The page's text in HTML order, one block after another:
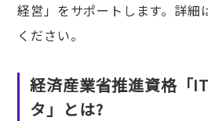
経営」をサポートします。詳細
ください。
経済産業省推進資格「
タ」とは?